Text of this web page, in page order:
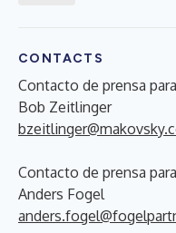
CONTACTS
Contacto de prensa
Bob Zeitlinger
Contacto de prensa
Anders Fogel